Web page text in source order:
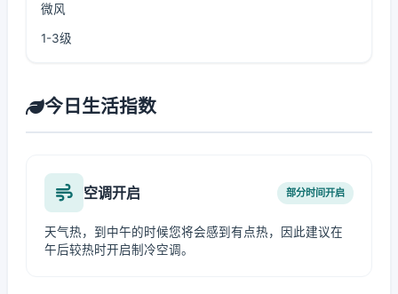
微风
1-3级
今日生活指数
空调开启 部分时间开启
天气热，到中午的时候您将会感到有点热，因此建议在
午后较热时开启制冷空调。